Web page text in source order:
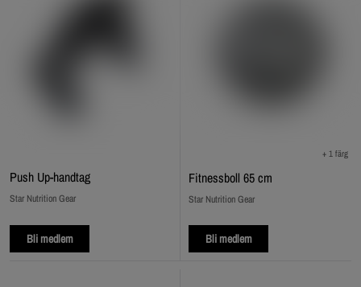
Push Up‑handtag
Star Nutrition Gear
Bli medlem
Fitnessboll 65 cm
+ 1 färg
Star Nutrition Gear
Bli medlem